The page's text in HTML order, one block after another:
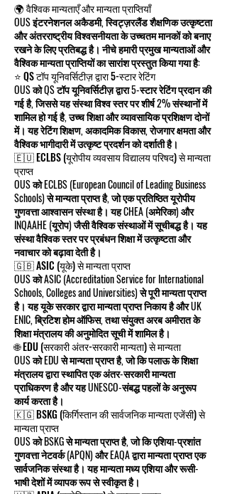
🌍 वैश्विक मान्यताएँ और मान्यता प्राप्तियाँ
OUS इंटरनेशनल अकैडमी, स्विट्ज़रलैंड शैक्षणिक उत्कृष्टता
और अंतरराष्ट्रीय विश्वसनीयता के उच्चतम मानकों को बनाए
रखने के लिए प्रतिबद्ध है। नीचे हमारी प्रमुख मान्यताओं और
वैश्विक मान्यता प्राप्तियों का सारांश प्रस्तुत किया गया है:
⭐ QS टॉप यूनिवर्सिटीज़ द्वारा 5-स्टार रेटिंग
OUS को QS टॉप यूनिवर्सिटीज़ द्वारा 5-स्टार रेटिंग प्रदान की
गई है, जिससे यह संस्था विश्व स्तर पर शीर्ष 2% संस्थानों में
शामिल हो गई है, उच्च शिक्षा और व्यावसायिक प्रशिक्षण दोनों
में। यह रेटिंग शिक्षण, अकादमिक विकास, रोजगार क्षमता और
वैश्विक भागीदारी में उत्कृष्ट प्रदर्शन को दर्शाती है।
🇪🇺 ECLBS (यूरोपीय व्यवसाय विद्यालय परिषद) से मान्यता
प्राप्त
OUS को ECLBS (European Council of Leading Business
Schools) से मान्यता प्राप्त है, जो एक प्रतिष्ठित यूरोपीय
गुणवत्ता आश्वासन संस्था है। यह CHEA (अमेरिका) और
INQAAHE (यूरोप) जैसी वैश्विक संस्थाओं में सूचीबद्ध है। यह
संस्था वैश्विक स्तर पर प्रबंधन शिक्षा में उत्कृष्टता और
नवाचार को बढ़ावा देती है।
🇬🇧 ASIC (यूके) से मान्यता प्राप्त
OUS को ASIC (Accreditation Service for International
Schools, Colleges and Universities) से पूरी मान्यता प्राप्त
है। यह यूके सरकार द्वारा मान्यता प्राप्त निकाय है और UK
ENIC, ब्रिटिश होम ऑफिस, तथा संयुक्त अरब अमीरात के
शिक्षा मंत्रालय की अनुमोदित सूची में शामिल है।
🌐 EDU (सरकारी अंतर-सरकारी मान्यता) से मान्यता
OUS को EDU से मान्यता प्राप्त है, जो कि पलाऊ के शिक्षा
मंत्रालय द्वारा स्थापित एक अंतर-सरकारी मान्यता
प्राधिकरण है और यह UNESCO-संबद्ध पहलों के अनुरूप
कार्य करता है।
🇰🇬 BSKG (किर्गिस्तान की सार्वजनिक मान्यता एजेंसी) से
मान्यता प्राप्त
OUS को BSKG से मान्यता प्राप्त है, जो कि एशिया-प्रशांत
गुणवत्ता नेटवर्क (APQN) और EAQA द्वारा मान्यता प्राप्त एक
सार्वजनिक संस्था है। यह मान्यता मध्य एशिया और रूसी-
भाषी देशों में व्यापक रूप से स्वीकृत है।